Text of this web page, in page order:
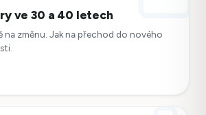
ve 30 a 40 letech
na změnu. Jak na přechod do nového